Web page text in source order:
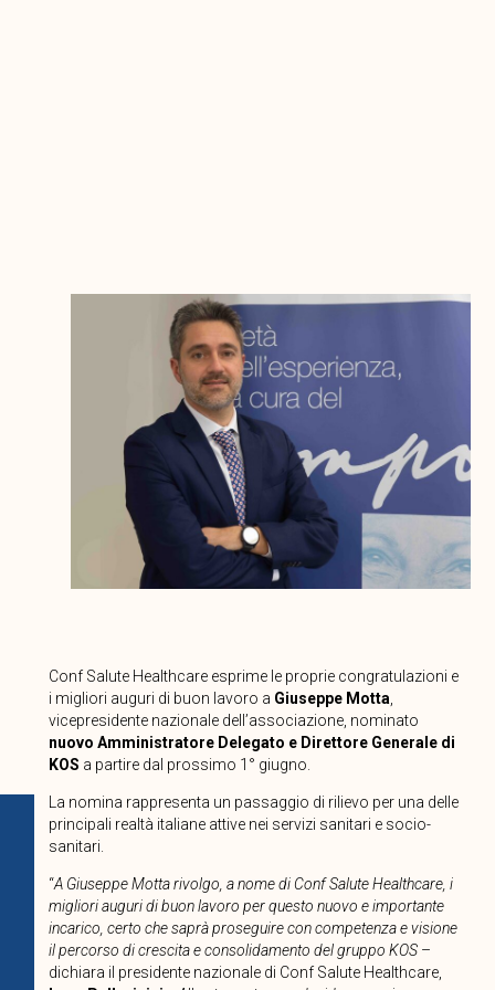
Conf Salute Healthcare esprime le proprie congratulazioni e
i migliori auguri di buon lavoro a Giuseppe Motta
vicepresidente nazionale dell’associazione, nominato
nuovo Amministratore Delegato e Direttore Generale di
KOS a partire dal prossimo 1° giugno.
La nomina rappresenta un passaggio di rilievo per una delle
principali realtà italiane attive nei servizi sanitari e socio-
sanitari.
“A Giuseppe Motta rivolgo, a nome di Conf Salute Healthcare, i
migliori auguri di buon lavoro per questo nuovo e importante
incarico, certo che saprà proseguire con competenza e visione
il percorso di crescita e consolidamento del gruppo KOS–
dichiara il presidente nazionale di Conf Salute Healthcare,